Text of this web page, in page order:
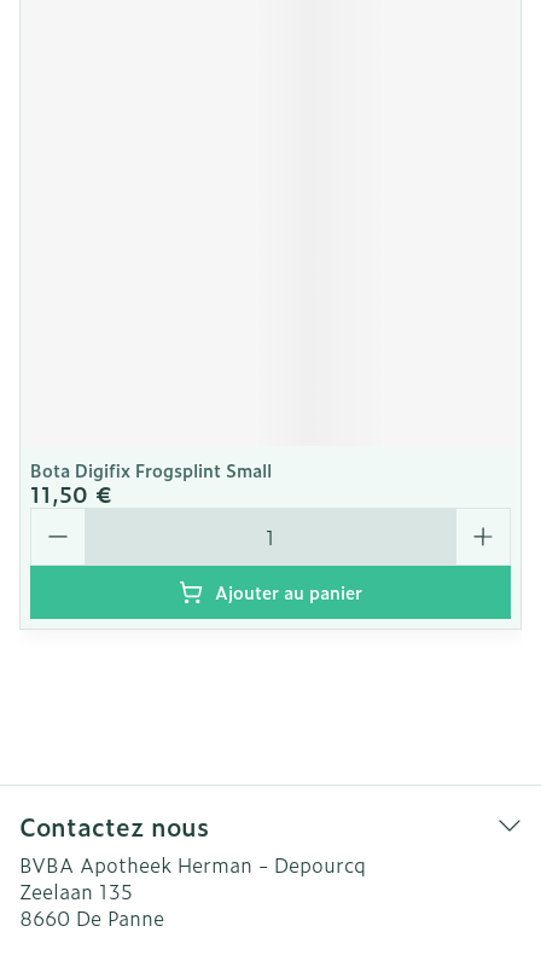
Bota Digifix Frogsplint Small
11,50 €
Quantité
Ajouter au panier
Contactez nous
BVBA Apotheek Herman - Depourcq
Zeelaan 135
8660 De Panne